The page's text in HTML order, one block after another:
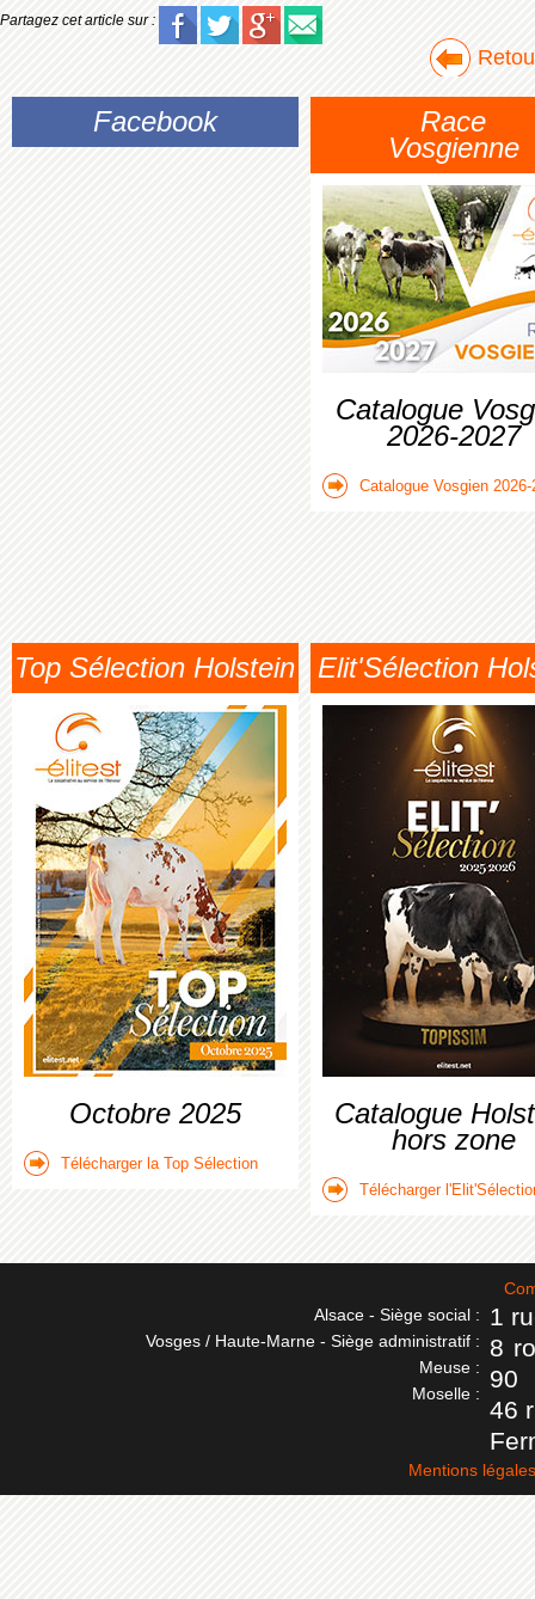
Partagez cet article sur :
Facebook
Race
Vosgienne
Catalogue
2026-2027
Catalogue Vosgien 2026-
Top Sélection Holstein
Octobre 2025
Télécharger la Top Sélection
Elit'Sélection
Catalogue
hors zone
Télécharger
Alsace - Siège social :
Vosges / Haute-Marne - Siège administratif :
Meuse :
Moselle :
1
8
90
46
Mentions légales